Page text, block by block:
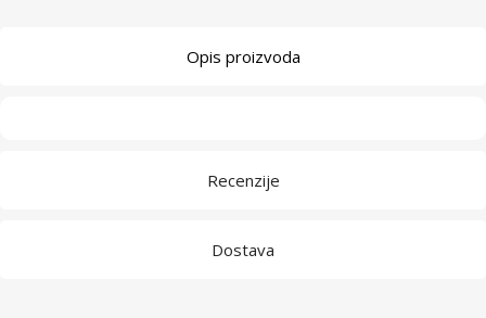
Opis proizvoda
Recenzije
Dostava